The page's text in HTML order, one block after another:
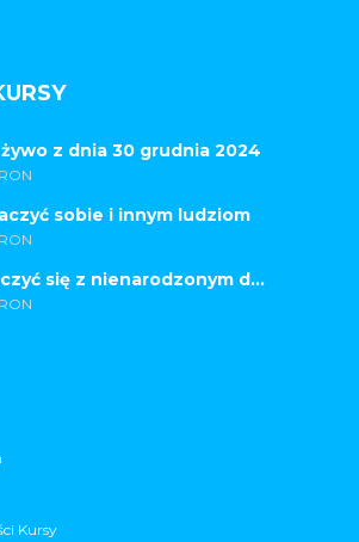
z dnia 30 grudnia 2024
sobie i innym ludziom
się z nienarodzonym d...
Kursy